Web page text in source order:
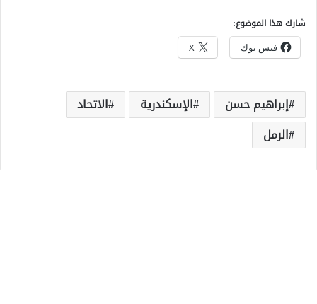
شارك هذا الموضوع:
فيس بوك X
إبراهيم حسن الإسكندرية
الاتحاد
الرمل